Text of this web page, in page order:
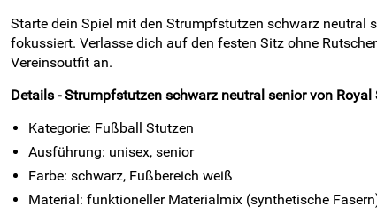
Starte dein Spiel mit den Strumpfstutzen schwarz neutral
fokussiert. Verlasse dich auf den festen Sitz ohne
Vereinsoutfit an.
Details - Strumpfstutzen schwarz neutral senior von Royal
Kategorie: Fußball Stutzen
Ausführung: unisex, senior
Farbe: schwarz, Fußbereich weiß
Material: funktioneller Materialmix (synthetische